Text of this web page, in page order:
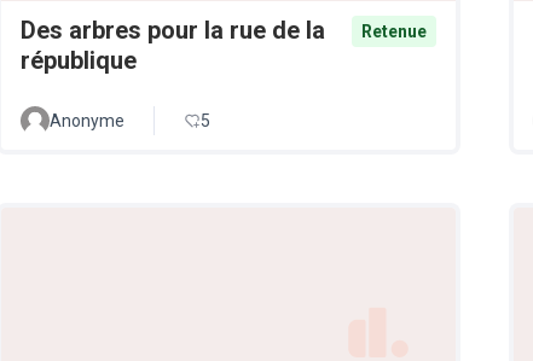
Des arbres pour la rue de la
république
Retenue
Anonyme 5